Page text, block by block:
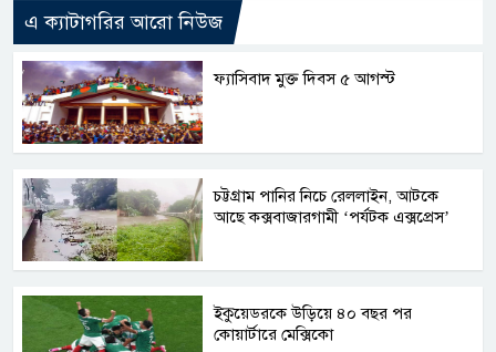
এ ক্যাটাগরির আরো নিউজ
ফ্যাসিবাদ মুক্ত দিবস ৫ আগস্ট
চট্টগ্রাম পানির নিচে রেললাইন, আটকে
আছে কক্সবাজারগামী ‘পর্যটক এক্সপ্রেস’
ইকুয়েডরকে উড়িয়ে ৪০ বছর পর
কোয়ার্টারে মেক্সিকো